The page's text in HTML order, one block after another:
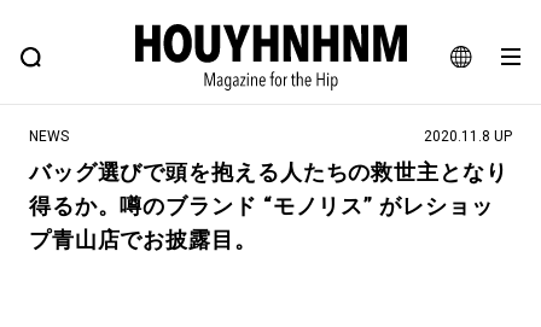
JA
EN
FEATURE BLOG SNAP
ヒップなファッション、カルチャー、ライフスタイルWEBマガジン
#注目のタグ
NEWS 2020.11.8 UP
バッグ選びで頭を抱える人たちの救世主となり
得るか。噂のブランド “モノリス” がレショッ
プ青山店でお披露目。